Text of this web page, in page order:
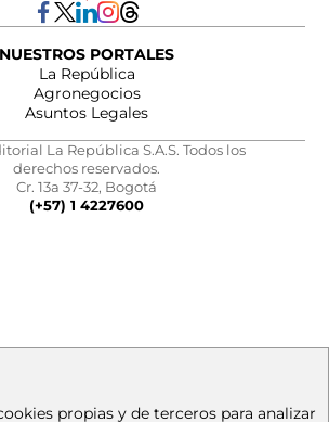
NUESTROS PORTALES
La República
Agronegocios
Asuntos Legales
La República S.A.S. Todos los
derechos reservados.
Cr. 13a 37-32, Bogotá
(+57) 1 4227600
propias y de terceros para analizar